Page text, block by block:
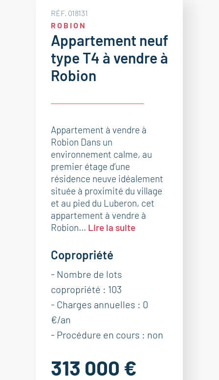
RÉF. 018131
ROBION
Appartement neuf
type T4 à vendre à
Robion
Appartement à vendre à
Robion Dans un
environnement calme, au
premier étage d’une
résidence neuve idéalement
située à proximité du village
et au pied du Luberon, cet
appartement à vendre à
Robion... Lire la suite
Copropriété
- Nombre de lots
copropriété : 103
- Charges annuelles : 0
€/an
- Procédure en cours : non
313 000 €